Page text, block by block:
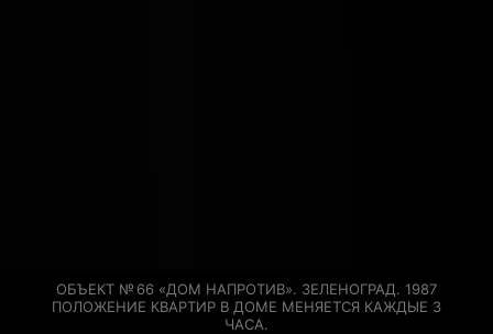
ОБЪЕКТ № 66 «ДОМ НАПРОТИВ». ЗЕЛЕНОГРАД. 1987
ПОЛОЖЕНИЕ КВАРТИР В ДОМЕ МЕНЯЕТСЯ КАЖДЫЕ 3
ЧАСА.